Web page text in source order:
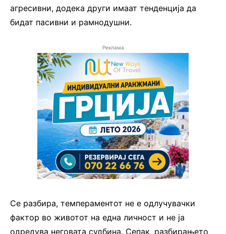
агресивни, додека други имаат тенденција да
бидат пасивни и рамнодушни.
Реклама
Се разбира, темпераментот не е одлучувачки
фактор во животот на една личност и не ја
одредува неговата судбина. Сепак, разбирањето